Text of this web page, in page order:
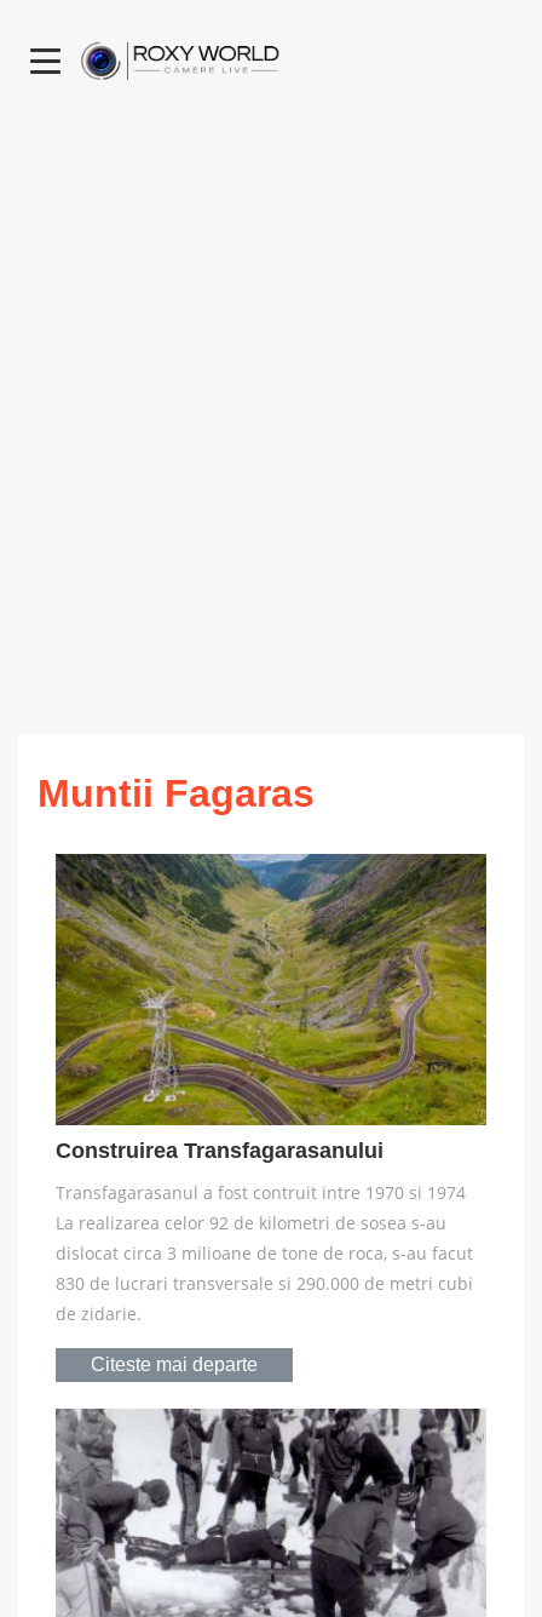
Muntii Fagaras
Construirea Transfagarasanului
Transfagarasanul a fost contruit intre 1970 si 1974
La realizarea celor 92 de kilometri de sosea s-au
dislocat circa 3 milioane de tone de roca, s-au facut
830 de lucrari transversale si 290.000 de metri cubi
de zidarie.
Citeste mai departe